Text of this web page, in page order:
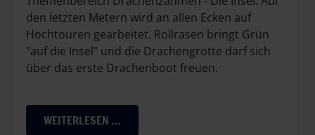
den letzten Metern wird an allen Ecken auf
Hochtouren gearbeitet. Rollrasen bringt Grün
"auf die Insel" und die Drachengrotte darf sich
über das erste Drachenboot freuen.
WEITERLESEN …